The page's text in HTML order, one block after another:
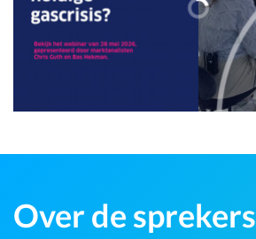
Over de sprekers